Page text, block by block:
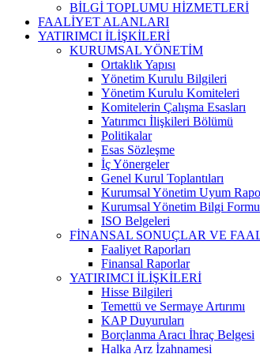
BİLGİ TOPLUMU HİZMETLERİ
FAALİYET ALANLARI
YATIRIMCI İLİŞKİLERİ
KURUMSAL YÖNETİM
Ortaklık Yapısı
Yönetim Kurulu Bilgileri
Yönetim Kurulu Komiteleri
Komitelerin Çalışma Esasları
Yatırımcı İlişkileri Bölümü
Politikalar
Esas Sözleşme
İç Yönergeler
Genel Kurul Toplantıları
Kurumsal Yönetim Uyum
Kurumsal Yönetim Bilgi Formu
ISO Belgeleri
FİNANSAL SONUÇLAR VE
Faaliyet Raporları
Finansal Raporlar
YATIRIMCI İLİŞKİLERİ
Hisse Bilgileri
Temettü ve Sermaye Artırımı
KAP Duyuruları
Borçlanma Aracı İhraç Belgesi
Halka Arz İzahnamesi